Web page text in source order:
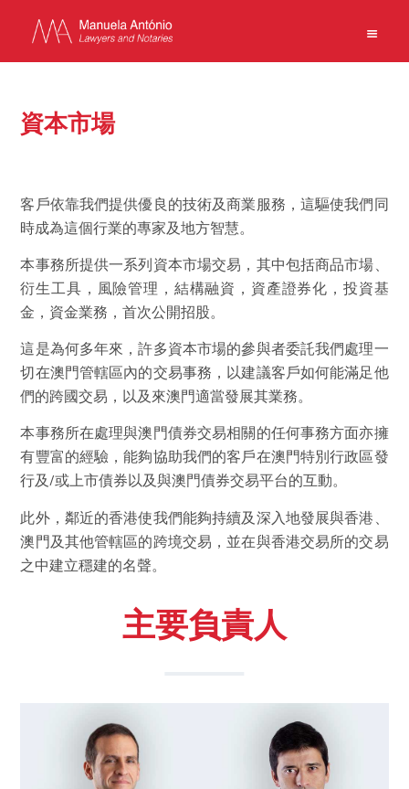
主頁
業務
團隊
新聞
事務所
聯繫方式
使用條款
私隱政策
EN
資本市場
客戶依靠我們提供優良的技術及商業服務，這驅使我們同
時成為這個行業的專家及地方智慧。
本事務所提供一系列資本市場交易，其中包括商品市場、
衍生工具，風險管理，結構融資，資產證券化，投資基
金，資金業務，首次公開招股。
這是為何多年來，許多資本市場的參與者委託我們處理一
切在澳門管轄區內的交易事務，以建議客戶如何能滿足他
們的跨國交易，以及來澳門適當發展其業務。
本事務所在處理與澳門債券交易相關的任何事務方面亦擁
有豐富的經驗，能夠協助我們的客戶在澳門特別行政區發
行及/或上市債券以及與澳門債券交易平台的互動。
此外，鄰近的香港使我們能夠持續及深入地發展與香港、
澳門及其他管轄區的跨境交易，並在與香港交易所的交易
之中建立穩建的名聲。
主要負責人